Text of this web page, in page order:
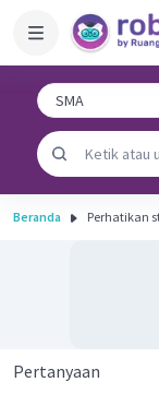
Beranda
Pertanyaan